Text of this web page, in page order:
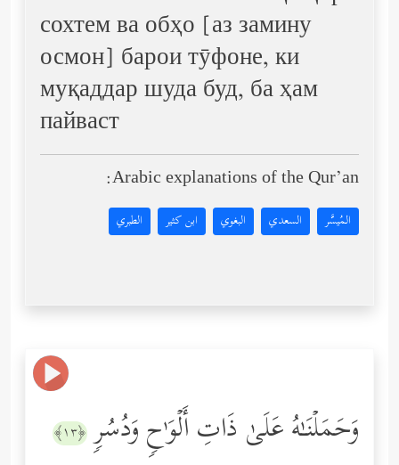
сохтем ва обҳо [аз замину
осмон] барои тӯфоне, ки
муқаддар шуда буд, ба ҳам
пайваст
Arabic explanations of the Qur’an:
المُيسَّر السعدي البغوي ابن كثير الطبري
وَحَمَلۡنَـٰهُ عَلَىٰ ذَاتِ أَلۡوَ ٰ⁠حࣲ وَدُسُرࣲ ﴿١٣﴾